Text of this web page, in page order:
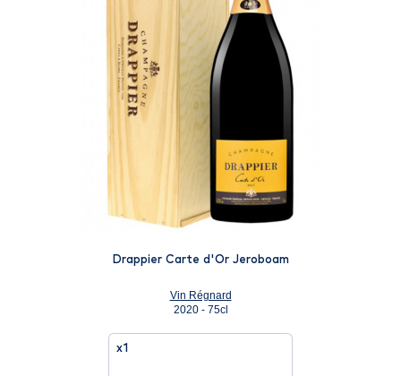
Drappier Carte d'Or Jeroboam
Vin Régnard
2020 - 75cl
x1